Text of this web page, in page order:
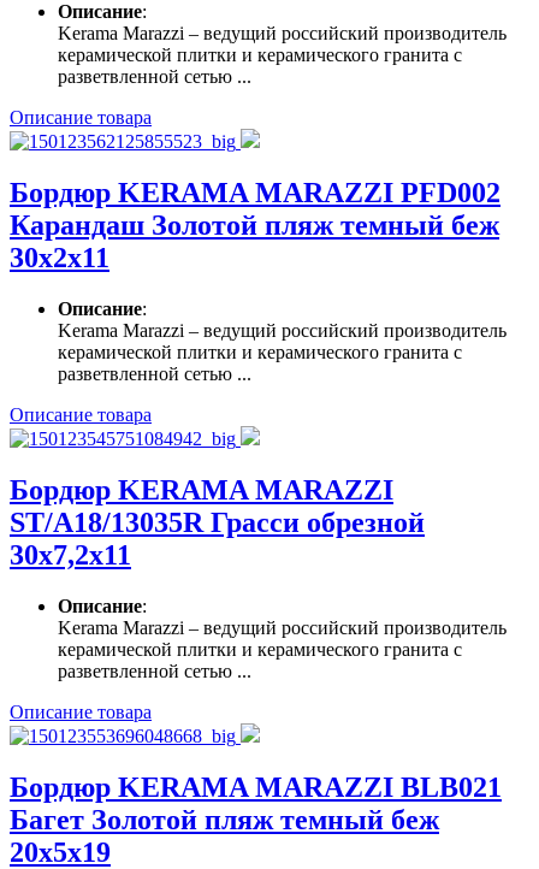
Описание:
Kerama Marazzi – ведущий российский производитель
керамической плитки и керамического гранита с
разветвленной сетью ...
Описание товара
Бордюр KERAMA MARAZZI PFD002
Карандаш Золотой пляж темный беж
30х2х11
Описание:
Kerama Marazzi – ведущий российский производитель
керамической плитки и керамического гранита с
разветвленной сетью ...
Описание товара
Бордюр KERAMA MARAZZI
ST/A18/13035R Грасси обрезной
30х7,2х11
Описание:
Kerama Marazzi – ведущий российский производитель
керамической плитки и керамического гранита с
разветвленной сетью ...
Описание товара
Бордюр KERAMA MARAZZI BLB021
Багет Золотой пляж темный беж
20х5х19